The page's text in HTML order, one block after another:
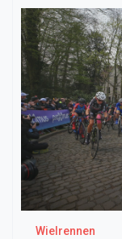
Wielrennen